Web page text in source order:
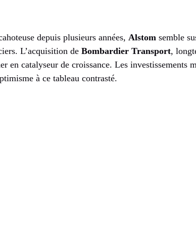
depuis plusieurs années, Alstom semble
L’acquisition de Bombardier Transport,
en catalyseur de croissance. Les investissements
à ce tableau contrasté.